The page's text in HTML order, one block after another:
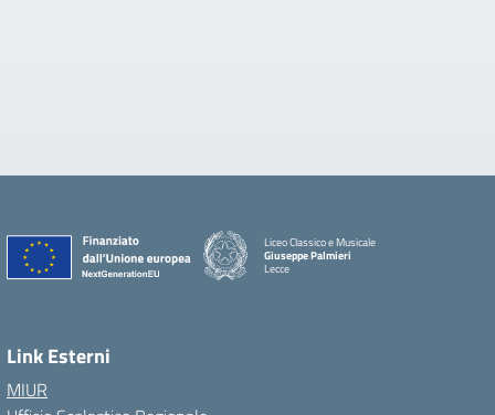
Liceo Classico e Musicale
Giuseppe Palmieri
Lecce
Link Esterni
MIUR